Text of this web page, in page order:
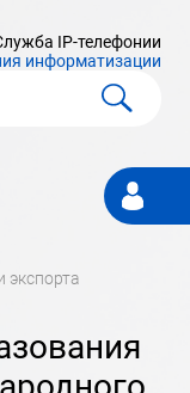
IP-телефонии
информатизации
Личный
кабинет